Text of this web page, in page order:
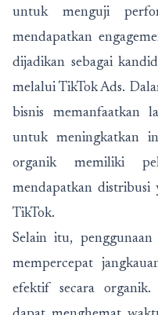
untuk menguji
mendapatkan
dijadikan sebagai
melalui TikTok Ads.
bisnis memanfaatkan
untuk meningkatkan
organik memiliki
mendapatkan
TikTok.
Selain itu,
mempercepat
efektif secara